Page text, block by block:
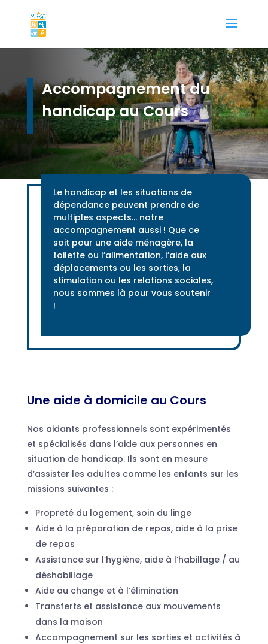
Accompagnement du
handicap au Cours
Le handicap et les situations de
dépendance peuvent prendre de
multiples aspects… notre
accompagnement aussi ! Que ce
soit pour une aide ménagère, la
toilette ou l’alimentation, l’aide aux
déplacements ou les sorties, la
stimulation ou les relations sociales,
nous sommes là pour vous soutenir
!
Une aide à domicile au Cours
Nos aidants professionnels sont expérimentés
et spécialisés dans l’aide aux personnes en
situation de handicap. Ils sont en mesure
d’assister les adultes comme les enfants sur les
missions suivantes :
Propreté du logement, soin du linge
Aide à la préparation de repas, aide à la prise
de repas
Assistance sur l’hygiène, aide à l’habillage / au
déshabillage
Aide au change et à l’élimination
Transferts et assistance aux mouvements
dans la maison
Accompagnement sur les sorties et activités à